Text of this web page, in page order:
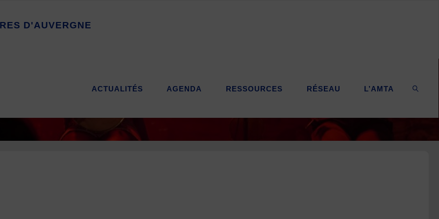
RES D'AUVERGNE
ACTUALITÉS AGENDA RESSOURCES RÉSEAU L’AMTA